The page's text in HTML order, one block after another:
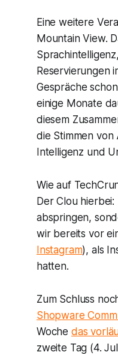
Eine weitere
Mountain View.
Reservierungen
Gespräche
einige Monate
diesem
die Stimmen
Intelligenz und
Wie auf
Der Clou
abspringen,
wir bereits vor
Instagram), als
hatten.
Zum Schluss
Shopware
Woche das
zweite Tag (4.